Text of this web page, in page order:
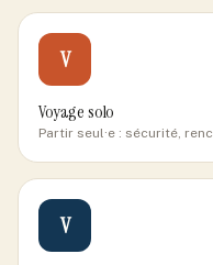
V
Voyage solo
Partir seul·e : sécurité,
V